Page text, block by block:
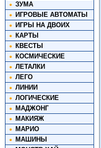
ЗУМА
ИГРОВЫЕ АВТОМАТЫ
ИГРЫ НА ДВОИХ
КАРТЫ
КВЕСТЫ
КОСМИЧЕСКИЕ
ЛЕТАЛКИ
ЛЕГО
ЛИНИИ
ЛОГИЧЕСКИЕ
МАДЖОНГ
МАКИЯЖ
МАРИО
МАШИНЫ